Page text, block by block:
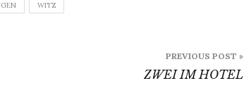
WITZ
PREVIOUS POST »
ZWEI IM HOTEL